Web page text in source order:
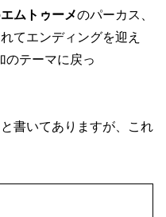
エムトゥーメのパーカス、
てエンディングを迎え
のテーマに戻っ
と書いてありますが、これ